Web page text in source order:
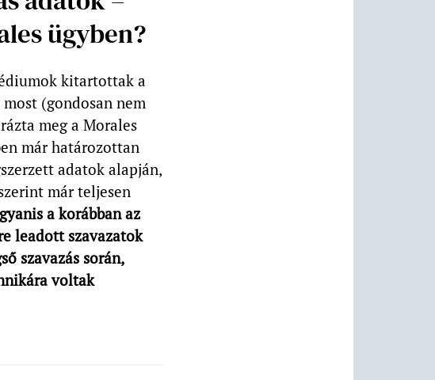
ügyben?
kitartottak a
(gondosan nem
meg a Morales
már határozottan
adatok alapján,
már teljesen
a korábban az
leadott szavazatok
szavazás során,
voltak